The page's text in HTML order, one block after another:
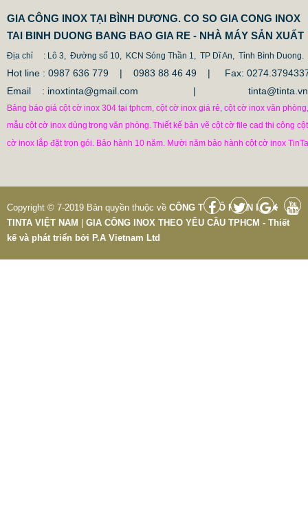
GIA CÔNG INOX TẠI BÌNH DƯƠNG. CO SO GIA CONG INOX
TAI BINH DUONG BANG BAO GIA RE - NHÀ MÁY SẢN XUẤT
Địa chỉ : Lô 3, Đường số 10, KCN Sóng Thần 1, TP Dĩ An, Tỉnh Bình Duong.
Hot line : 0987 636 779 | 0983 88 46 49 |
Fax:
Email : inoxtinta@gmail.com | tinta@tinta.vn
Bảng báo giá cột cờ inox 304 tại tphcm, cột cờ inox giá rẻ, cột cờ inox văn phòng,
mẫu cột cờ inox dùng trong văn phòng. Thiết kế bản vẽ cột cờ file cad thi công cột
cờ inox lắp đặt trọn gói. Bảo hành 10 năm. Mười năm bảo hành cột cờ inox
Copyright © 7-2019 Bản quyền thuộc về CÔNG TY CỔ PHẦN INOX
TINTA VIỆT NAM | GIA CÔNG INOX THEO YÊU CẦU TPHCM - Thiết
kế và phát triển bởi P.A Vietnam Ltd